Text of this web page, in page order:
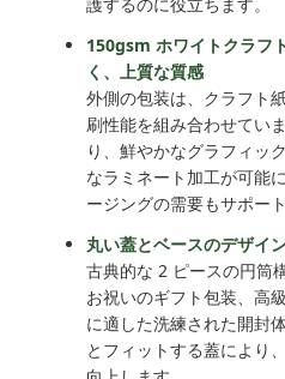
150gsm ホワイトクラフ
く、上質な質感
外側の包装は、クラフト
刷性能を組み合わせてい
り、鮮やかなグラフィッ
なラミネート加工が可能
ージングの需要もサポート
丸い蓋とベースのデザイ
古典的な 2 ピースの円筒
お祝いのギフト包装、高
に適した洗練された開封
とフィットする蓋により